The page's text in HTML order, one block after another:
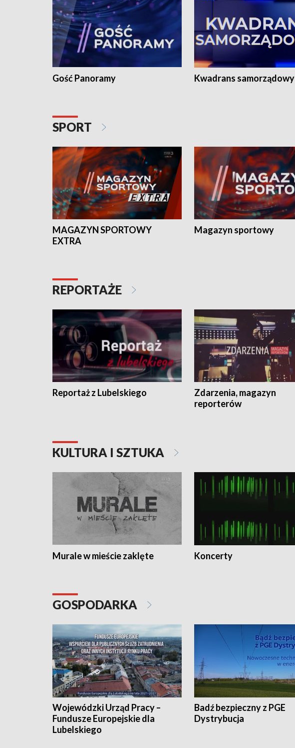
Gość Panoramy Kwadrans samorządowy
SPORT
MAGAZYN SPORTOWY
EXTRA
Magazyn sportowy
REPORTAŻE
Reportaż z Lubelskiego
Zdarzenia, magazyn
reporterów
KULTURA I SZTUKA
Murale w mieście zaklęte Koncerty
GOSPODARKA
Wojewódzki Urząd Pracy –
Fundusze Europejskie dla
Lubelskiego
Badź bezpieczny z PGE
Dystrybucja